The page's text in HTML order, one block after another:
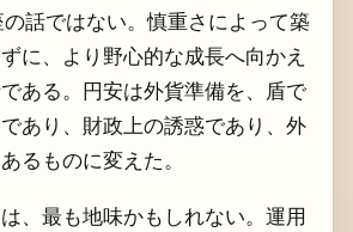
の話ではない。慎重さによって築
に、より野心的な成長へ向かえ
ある。円安は外貨準備を、盾で
あり、財政上の誘惑であり、外
るものに変えた。
、最も地味かもしれない。運用